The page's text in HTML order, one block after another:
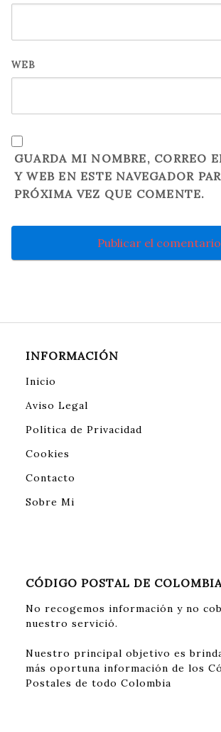
WEB
GUARDA MI NOMBRE, CORREO
Y WEB EN ESTE NAVEGADOR
PRÓXIMA VEZ QUE COMENTE.
INFORMACIÓN
Inicio
Aviso Legal
Política de Privacidad
Cookies
Contacto
Sobre Mi
CÓDIGO POSTAL DE
No recogemos información y no
nuestro servició.
Nuestro principal objetivo es
más oportuna información de los
Postales de todo Colombia